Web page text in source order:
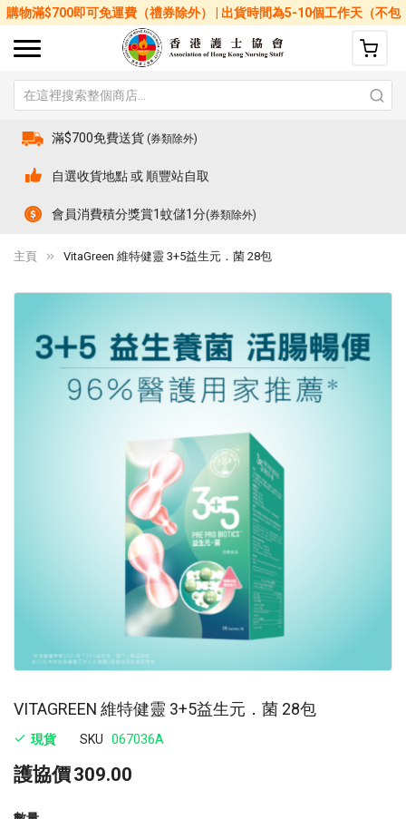
購物滿$700即可免運費（禮券除外） | 出貨時間為5-10個工作天（不包
括星期六、日及公眾假期）
滿$700免費送貨 (券類除外)
自選收貨地點 或 順豐站自取
會員消費積分獎賞1蚊儲1分(券類除外)
主頁 VitaGreen 維特健靈 3+5益生元．菌 28包
VITAGREEN 維特健靈 3+5益生元．菌 28包
現貨 SKU 067036A
護協價309.00